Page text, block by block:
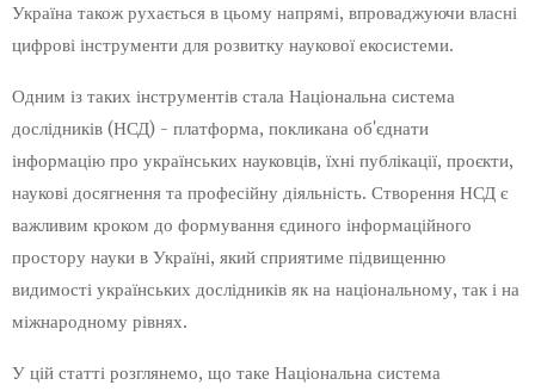
Україна також рухається в цьому напрямі, впроваджуючи власні
цифрові інструменти для розвитку наукової екосистеми.
Одним із таких інструментів стала Національна система
дослідників (НСД) - платформа, покликана об'єднати
інформацію про українських науковців, їхні публікації, проєкти,
наукові досягнення та професійну діяльність. Створення НСД є
важливим кроком до формування єдиного інформаційного
простору науки в Україні, який сприятиме підвищенню
видимості українських дослідників як на національному, так і на
міжнародному рівнях.
У цій статті розглянемо, що таке Національна система